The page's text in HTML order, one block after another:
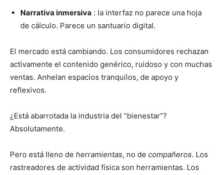
Narrativa inmersiva : la interfaz no parece una hoja
de cálculo. Parece un santuario digital.
El mercado está cambiando. Los consumidores rechazan
activamente el contenido genérico, ruidoso y con muchas
ventas. Anhelan espacios tranquilos, de apoyo y
reflexivos.
¿Está abarrotada la industria del “bienestar”?
Absolutamente.
Pero está lleno de herramientas, no de compañeros. Los
rastreadores de actividad física son herramientas. Los